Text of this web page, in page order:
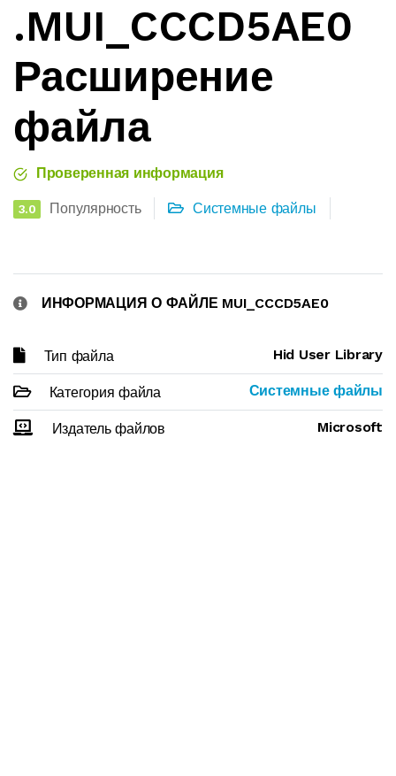
.MUI_CCCD5AE0
Расширение
файла
Проверенная информация
3.0 Популярность Системные файлы
ИНФОРМАЦИЯ О ФАЙЛЕ MUI_CCCD5AE0
Тип файла Hid User Library
Категория файла Системные файлы
Издатель файлов Microsoft